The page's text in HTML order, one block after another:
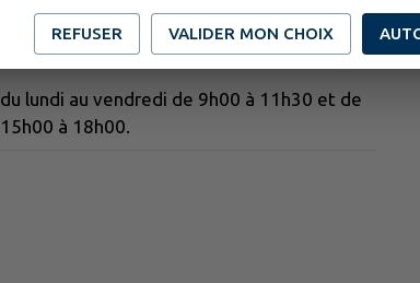
Horaires d'ouverture au public :
du lundi au vendredi de 9h00 à 11h30 et de
15h00 à 18h00.
REFUSER VALIDER MON CHOIX